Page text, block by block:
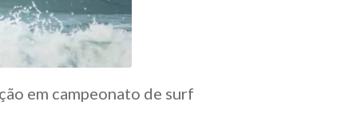
em campeonato de surf